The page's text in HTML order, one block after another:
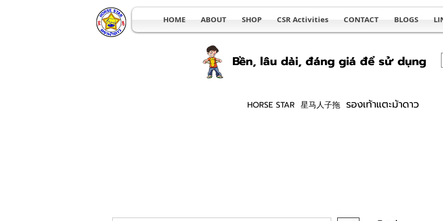
HOME ABOUT SHOP CSR Activities CONTACT BLOGS
Bền, lâu dài, đáng giá để sử dụng
HORSE STAR 星马人子拖 รองเท้าแตะม้าดาว